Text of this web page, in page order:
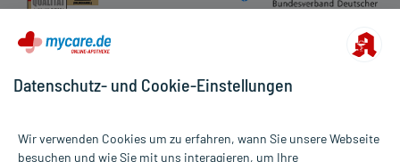
Datenschutz- und Cookie-Einstellungen
Wir verwenden Cookies um zu erfahren, wann Sie unsere Webseite
besuchen und wie Sie mit uns interagieren, um Ihre